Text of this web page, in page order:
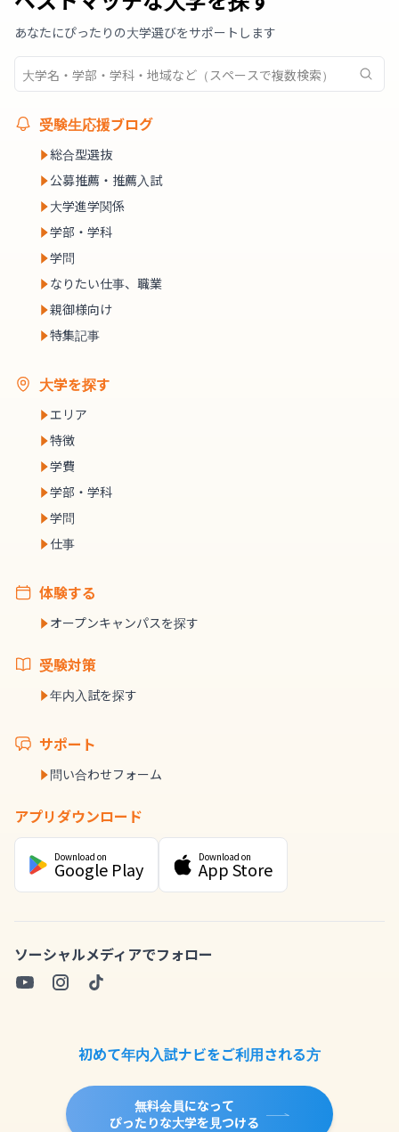
あなたにぴったりの大学選びをサポートします
受験生応援ブログ
総合型選抜
公募推薦・推薦入試
大学進学関係
学部・学科
学問
なりたい仕事、職業
親御様向け
特集記事
大学を探す
エリア
特徴
学費
学部・学科
学問
仕事
体験する
オープンキャンパスを探す
受験対策
年内入試を探す
サポート
問い合わせフォーム
アプリダウンロード
Download on
Google Play
Download on
App Store
ソーシャルメディアでフォロー
初めて年内入試ナビをご利用される方
無料会員になって
ぴったりな大学を見つける